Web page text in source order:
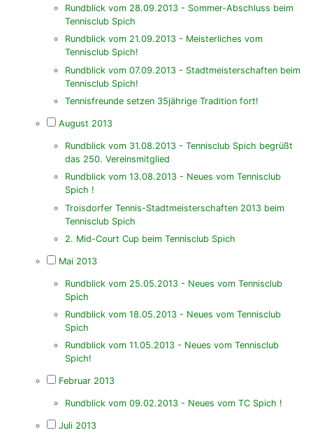
Rundblick vom 28.09.2013 - Sommer-Abschluss beim
Tennisclub Spich
Rundblick vom 21.09.2013 - Meisterliches vom
Tennisclub Spich!
Rundblick vom 07.09.2013 - Stadtmeisterschaften beim
Tennisclub Spich!
Tennisfreunde setzen 35jährige Tradition fort!
August 2013
Rundblick vom 31.08.2013 - Tennisclub Spich begrüßt
das 250. Vereinsmitglied
Rundblick vom 13.08.2013 - Neues vom Tennisclub
Spich !
Troisdorfer Tennis-Stadtmeisterschaften 2013 beim
Tennisclub Spich
2. Mid-Court Cup beim Tennisclub Spich
Mai 2013
Rundblick vom 25.05.2013 - Neues vom Tennisclub
Spich
Rundblick vom 18.05.2013 - Neues vom Tennisclub
Spich
Rundblick vom 11.05.2013 - Neues vom Tennisclub
Spich!
Februar 2013
Rundblick vom 09.02.2013 - Neues vom TC Spich !
Juli 2013